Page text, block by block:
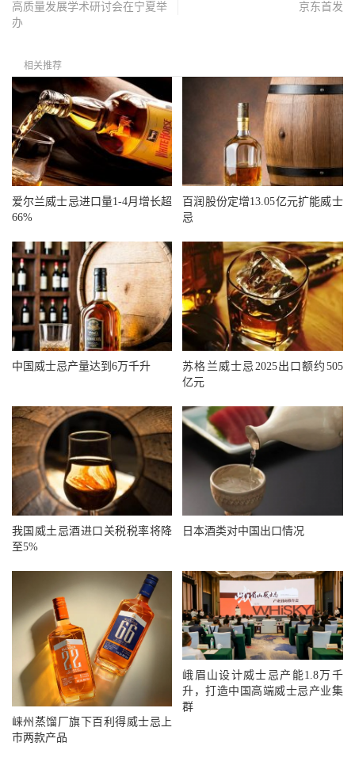
高质量发展学术研讨会在宁夏举
办
京东首发
相关推荐
爱尔兰威士忌进口量1-4月增长超
66%
百润股份定增13.05亿元扩能威士
忌
中国威士忌产量达到6万千升
苏格兰威士忌2025出口额约505
亿元
我国威土忌酒进口关税税率将降
至5%
日本酒类对中国出口情况
崃州蒸馏厂旗下百利得威士忌上
市两款产品
峨眉山设计威士忌产能1.8万千
升，打造中国高端威士忌产业集
群